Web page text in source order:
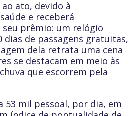
ato, devido à
e receberá
prêmio: um relógio
dias de passagens gratuitas,
dela retrata uma cena
se destacam em meio às
que escorrem pela
53 mil pessoal, por dia, em